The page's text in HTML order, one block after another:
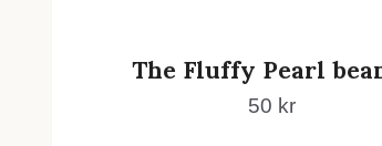
The Fluffy Pearl
50 kr